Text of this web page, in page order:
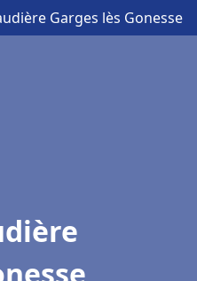
Garges lès Gonesse